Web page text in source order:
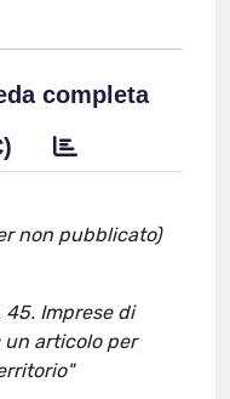
completa
non pubblicato)
Imprese di
un articolo per